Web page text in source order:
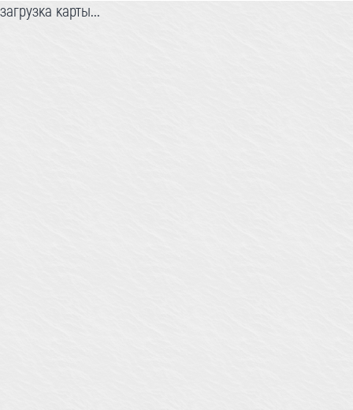
загрузка карты...